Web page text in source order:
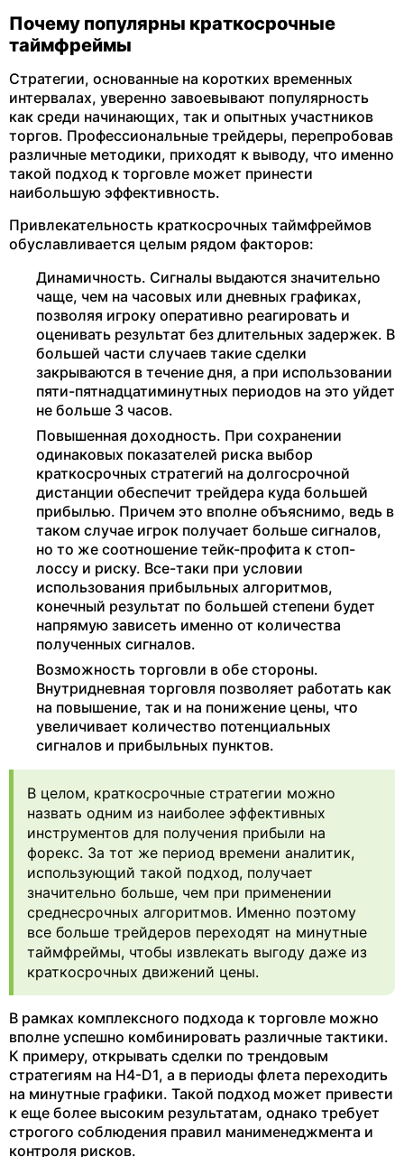
Почему популярны краткосрочные
таймфреймы
Стратегии, основанные на коротких временных
интервалах, уверенно завоевывают популярность
как среди начинающих, так и опытных участников
торгов. Профессиональные трейдеры, перепробовав
различные методики, приходят к выводу, что именно
такой подход к торговле может принести
наибольшую эффективность.
Привлекательность краткосрочных таймфреймов
обуславливается целым рядом факторов:
Динамичность. Сигналы выдаются значительно
чаще, чем на часовых или дневных графиках,
позволяя игроку оперативно реагировать и
оценивать результат без длительных задержек. В
большей части случаев такие сделки
закрываются в течение дня, а при использовании
пяти-пятнадцатиминутных периодов на это уйдет
не больше 3 часов.
Повышенная доходность. При сохранении
одинаковых показателей риска выбор
краткосрочных стратегий на долгосрочной
дистанции обеспечит трейдера куда большей
прибылью. Причем это вполне объяснимо, ведь в
таком случае игрок получает больше сигналов,
но то же соотношение тейк-профита к стоп-
лоссу и риску. Все-таки при условии
использования прибыльных алгоритмов,
конечный результат по большей степени будет
напрямую зависеть именно от количества
полученных сигналов.
Возможность торговли в обе стороны.
Внутридневная торговля позволяет работать как
на повышение, так и на понижение цены, что
увеличивает количество потенциальных
сигналов и прибыльных пунктов.
В целом, краткосрочные стратегии можно
назвать одним из наиболее эффективных
инструментов для получения прибыли на
форекс. За тот же период времени аналитик,
использующий такой подход, получает
значительно больше, чем при применении
среднесрочных алгоритмов. Именно поэтому
все больше трейдеров переходят на минутные
таймфреймы, чтобы извлекать выгоду даже из
краткосрочных движений цены.
В рамках комплексного подхода к торговле можно
вполне успешно комбинировать различные тактики.
К примеру, открывать сделки по трендовым
стратегиям на H4-D1, а в периоды флета переходить
на минутные графики. Такой подход может привести
к еще более высоким результатам, однако требует
строгого соблюдения правил манименеджмента и
контроля рисков.